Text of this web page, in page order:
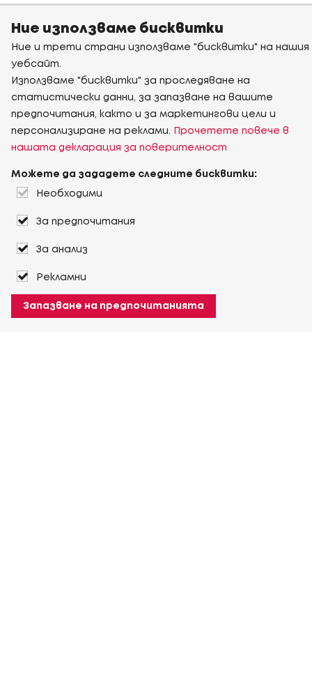
Ние използваме бисквитки
Ние и трети страни използваме "бисквитки" на нашия
уебсайт.
Използваме "бисквитки" за проследяване на
статистически данни, за запазване на вашите
предпочитания, както и за маркетингови цели и
персонализиране на реклами.
Прочетете повече в
нашата декларация за поверителност
Можете да зададете следните бисквитки:
Необходими
За предпочитания
За анализ
Рекламни
Запазване на предпочитанията